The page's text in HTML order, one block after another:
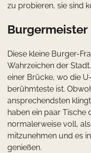
zu probieren, sie sind
Burgermeister
Diese kleine Burger-
Wahrzeichen der
einer Brücke, wo die
berühmteste ist.
ansprechendsten
haben ein paar Tische
normalerweise voll,
mitzunehmen und es
genießen.